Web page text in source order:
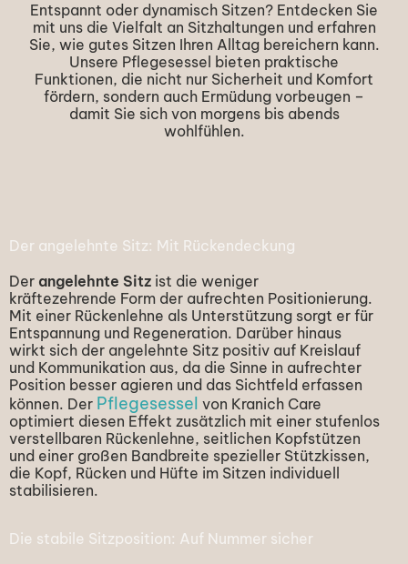
Entspannt oder dynamisch Sitzen? Entdecken Sie
mit uns die Vielfalt an Sitzhaltungen und erfahren
Sie, wie gutes Sitzen Ihren Alltag bereichern kann.
Unsere Pflegesessel bieten praktische
Funktionen, die nicht nur Sicherheit und Komfort
fördern, sondern auch Ermüdung vorbeugen –
damit Sie sich von morgens bis abends
wohlfühlen.
Der angelehnte Sitz: Mit Rückendeckung
Der angelehnte Sitz ist die weniger
kräftezehrende Form der aufrechten Positionierung.
Mit einer Rückenlehne als Unterstützung sorgt er für
Entspannung und Regeneration. Darüber hinaus
wirkt sich der angelehnte Sitz positiv auf Kreislauf
und Kommunikation aus, da die Sinne in aufrechter
Position besser agieren und das Sichtfeld erfassen
können. Der Pflegesessel von Kranich Care
optimiert diesen Effekt zusätzlich mit einer stufenlos
verstellbaren Rückenlehne, seitlichen Kopfstützen
und einer großen Bandbreite spezieller Stützkissen,
die Kopf, Rücken und Hüfte im Sitzen individuell
stabilisieren.
Die stabile Sitzposition: Auf Nummer sicher